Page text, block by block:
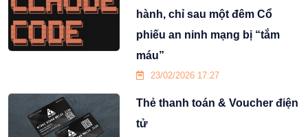
hành, chỉ sau một đêm Cổ
phiếu an ninh mạng bị “tắm
máu”
23/02/2026 17:27
Thẻ thanh toán & Voucher điện
tử